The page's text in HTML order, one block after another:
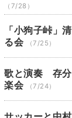
（7/28）
「小狗子峠」
る会
（7/25）
歌と演奏 存
楽会
（7/24）